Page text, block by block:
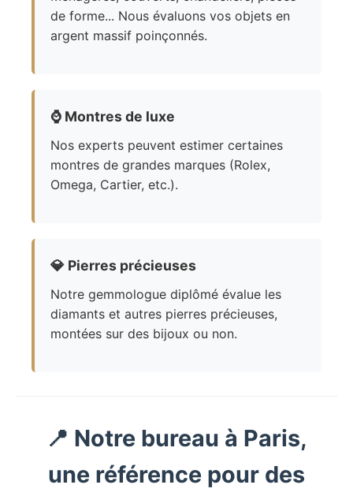
de forme... Nous évaluons vos objets en
argent massif poinçonnés.
⌚ Montres de luxe
Nos experts peuvent estimer certaines
montres de grandes marques (Rolex,
Omega, Cartier, etc.).
💎 Pierres précieuses
Notre gemmologue diplômé évalue les
diamants et autres pierres précieuses,
montées sur des bijoux ou non.
📍 Notre bureau à Paris,
une référence pour des